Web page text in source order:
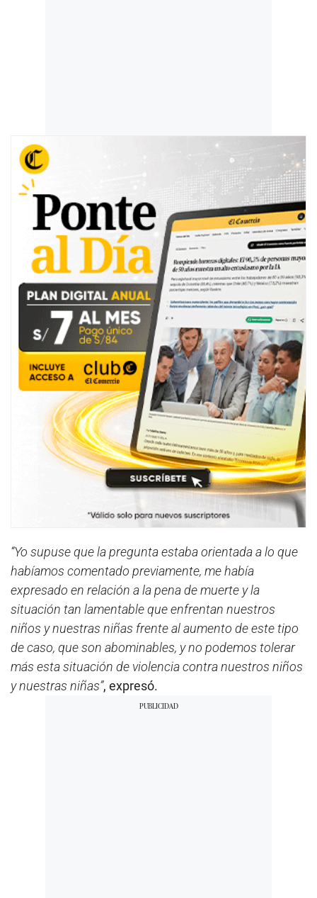
“Yo supuse que la pregunta estaba orientada a lo que
habíamos comentado previamente, me había
expresado en relación a la pena de muerte y la
situación tan lamentable que enfrentan nuestros
niños y nuestras niñas frente al aumento de este tipo
de caso, que son abominables, y no podemos tolerar
más esta situación de violencia contra nuestros niños
y nuestras niñas”, expresó.